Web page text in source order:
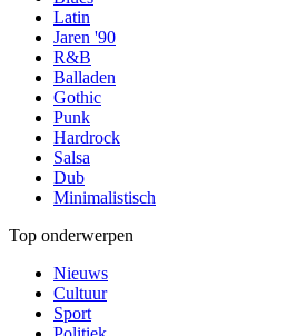
Latin
Jaren '90
R&B
Balladen
Gothic
Punk
Hardrock
Salsa
Dub
Minimalistisch
Top onderwerpen
Nieuws
Cultuur
Sport